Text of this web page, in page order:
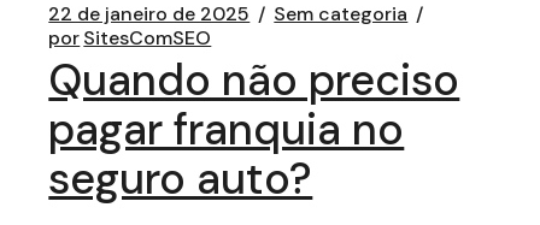
22 de janeiro de 2025
Sem categoria
porSitesComSEO
Quando não preciso
pagar franquia no
seguro auto?